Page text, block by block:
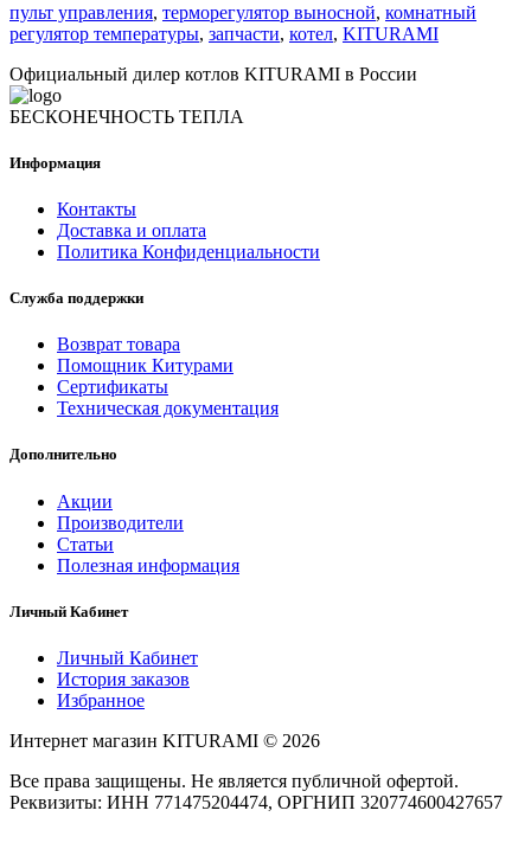
пульт управления, терморегулятор выносной, комнатный
регулятор температуры, запчасти, котел, KITURAMI
Официальный дилер котлов KITURAMI в России
БЕСКОНЕЧНОСТЬ ТЕПЛА
Информация
Контакты
Доставка и оплата
Политика Конфиденциальности
Служба поддержки
Возврат товара
Помощник Китурами
Сертификаты
Техническая документация
Дополнительно
Акции
Производители
Статьи
Полезная информация
Личный Кабинет
Личный Кабинет
История заказов
Избранное
Интернет магазин KITURAMI © 2026
Все права защищены. Не является публичной офертой.
Реквизиты: ИНН 771475204474, ОРГНИП 320774600427657